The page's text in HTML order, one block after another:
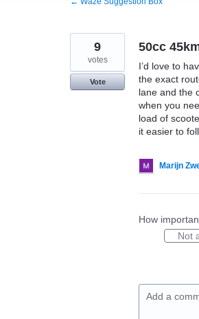
50cc
I’d love to
the exact
lane and the
when you
load of
it easier to
9
votes
Vote
Marijn
How
Not
Add a